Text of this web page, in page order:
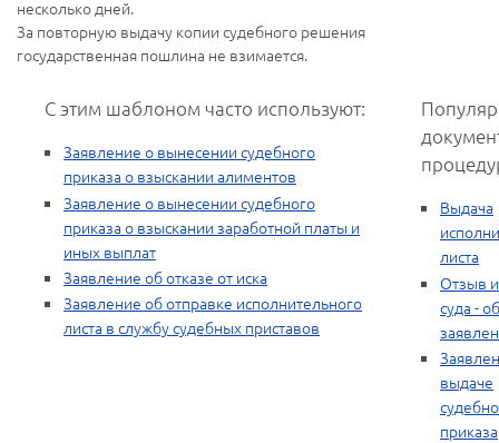
несколько дней.
За повторную выдачу копии судебного решения
государственная пошлина не взимается.
С этим шаблоном часто используют:
Заявление о вынесении судебного
приказа о взыскании алиментов
Заявление о вынесении судебного
приказа о взыскании заработной платы и
иных выплат
Заявление об отказе от иска
Заявление об отправке исполнительного
листа в службу судебных приставов
Выдача
листа
Отзыв
суда -
выдаче
приказа